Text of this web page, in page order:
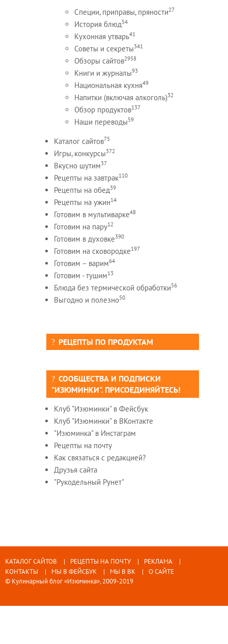
Специи, приправы, пряности27
История блюд54
Кухонная утварь41
Советы и секреты341
Обзоры сайтов2958
Книги и журналы93
Национальная кухня49
Напитки (включая алкоголь)32
Обзор продуктов137
Наши переводы59
Каталог сайтов75
Игры, конкурсы372
Вкусно шутим37
Рецепты на завтрак110
Рецепты на обед39
Рецепты на ужин14
Готовим в мультиварке48
Готовим на пару12
Готовим в духовке390
Готовим на сковородке197
Готовим – варим64
Готовим - тушим13
Блюда без термической обработки56
Выгодно и полезно50
РЕЦЕПТЫ ПО ПРОДУКТАМ
СООБЩЕСТВА И ПОДПИСКИ
"ИЗЮМИНКИ". ПРИСОЕДИНЯЙТЕСЬ!
Клуб "Изюминки" в Фейсбук
Клуб "Изюминки" в ВКонтакте
"Изюминка" в Инстаграм
Рецепты на почту
Как связаться с редакцией?
Друзья сайта
"Рукодельный Рунет"
КАТАЛОГ САЙТОВ РЕЦЕПТЫ НА ПОЧТУ
РЕКЛАМА
КОНТАКТЫ
МЫ В ФЕЙСБУК МЫ В ВК
О САЙТЕ
© Кулинарный блог «Изюминка», 2009-2019